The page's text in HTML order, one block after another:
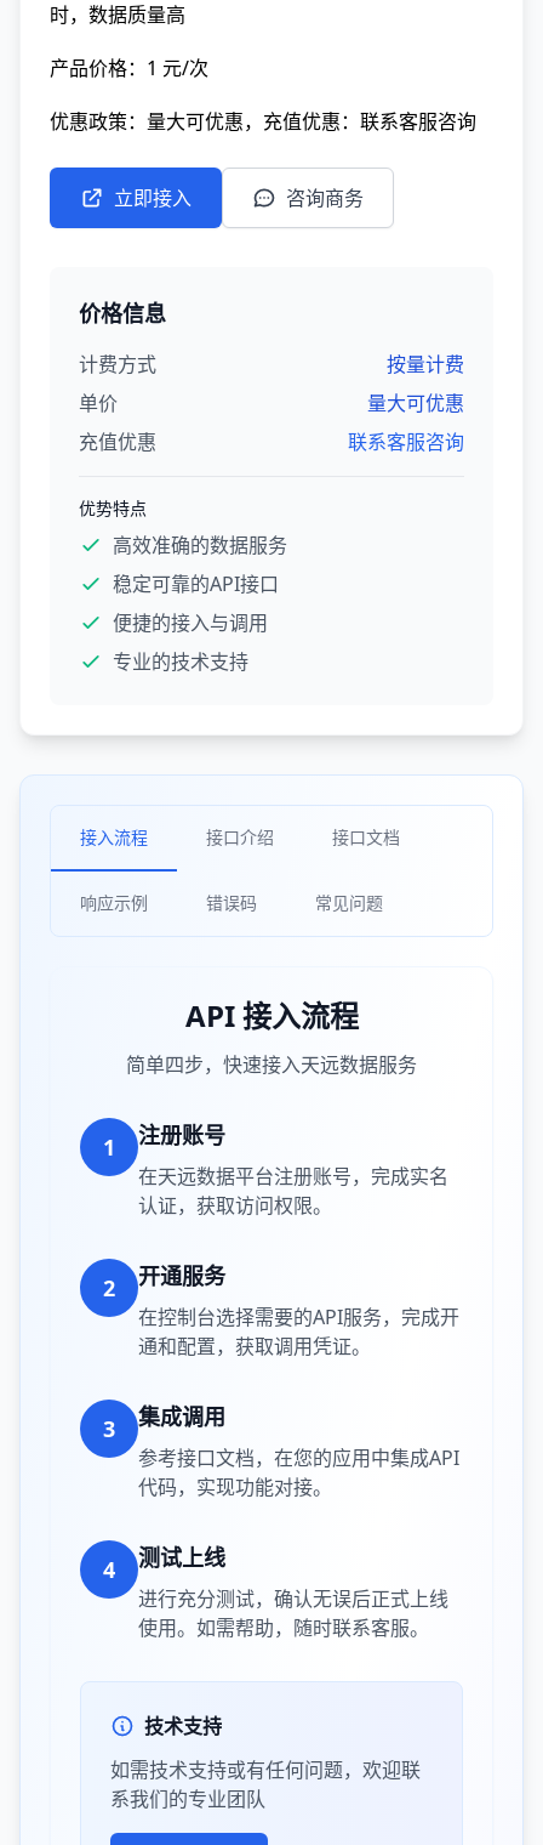
时，数据质量高
产品价格：1 元/次
优惠政策：量大可优惠，充值优惠：联系客服咨询
立即接入 咨询商务
价格信息
计费方式
按量计费
单价
量大可优惠
充值优惠
联系客服咨询
优势特点
高效准确的数据服务
稳定可靠的API接口
便捷的接入与调用
专业的技术支持
接入流程 接口介绍 接口文档
响应示例 错误码 常见问题
API 接入流程
简单四步，快速接入天远数据服务
1 注册账号
在天远数据平台注册账号，完成实名
认证，获取访问权限。
2 开通服务
在控制台选择需要的API服务，完成开
通和配置，获取调用凭证。
3 集成调用
参考接口文档，在您的应用中集成API
代码，实现功能对接。
4 测试上线
进行充分测试，确认无误后正式上线
使用。如需帮助，随时联系客服。
技术支持
如需技术支持或有任何问题，欢迎联
系我们的专业团队